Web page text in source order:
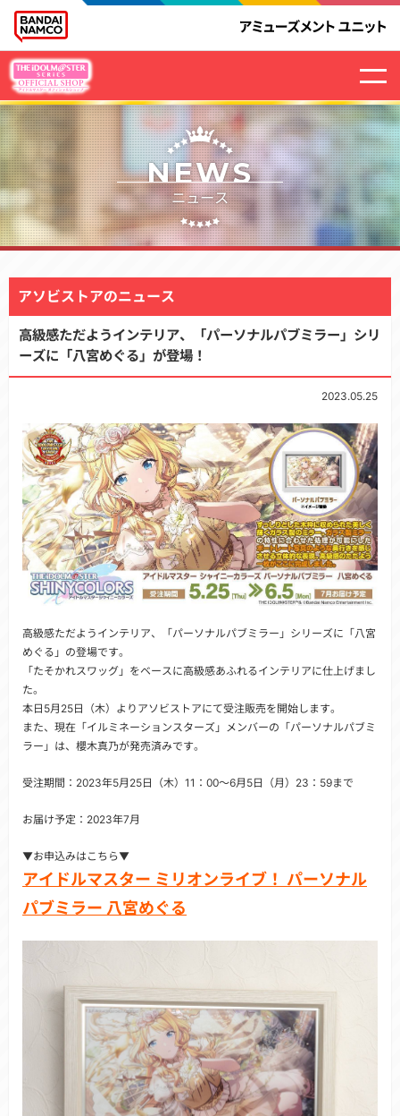
NEWS
ニュース
アソビストアのニュース
高級感ただようインテリア、「パーソナルパブミラー」シリ
ーズに「八宮めぐる」が登場！
2023.05.25
高級感ただようインテリア、「パーソナルパブミラー」シリーズに「八宮
めぐる」の登場です。
「たそかれスワッグ」をベースに高級感あふれるインテリアに仕上げまし
た。
本日5月25日（木）よりアソビストアにて受注販売を開始します。
また、現在「イルミネーションスターズ」メンバーの「パーソナルパブミ
ラー」は、櫻木真乃が発売済みです。
受注期間：2023年5月25日（木）11：00～6月5日（月）23：59まで
お届け予定：2023年7月
▼お申込みはこちら▼
アイドルマスター ミリオンライブ！ パーソナル
パブミラー 八宮めぐる